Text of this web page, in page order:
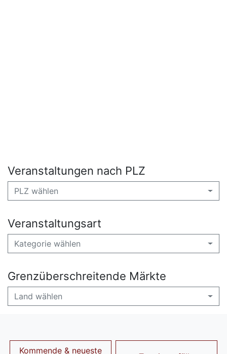
Veranstaltungen nach PLZ
PLZ wählen
Veranstaltungsart
Kategorie wählen
Grenzüberschreitende Märkte
Land wählen
Kommende & neueste